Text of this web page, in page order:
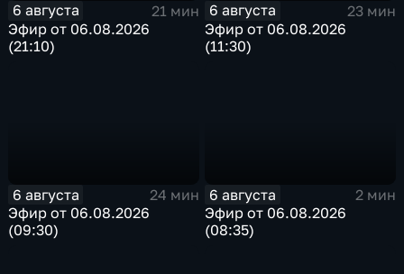
6 августа
21 мин
Эфир от 06.08.2026
(21:10)
6 августа
23 мин
Эфир от 06.08.2026
(11:30)
6 августа
24 мин
Эфир от 06.08.2026
(09:30)
6 августа
2 мин
Эфир от 06.08.2026
(08:35)